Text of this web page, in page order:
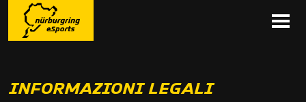
INFORMAZIONI LEGALI